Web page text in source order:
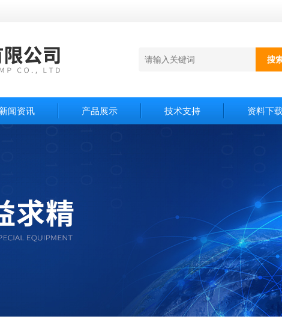
新闻资讯 产品展示 技术支持 资料下载